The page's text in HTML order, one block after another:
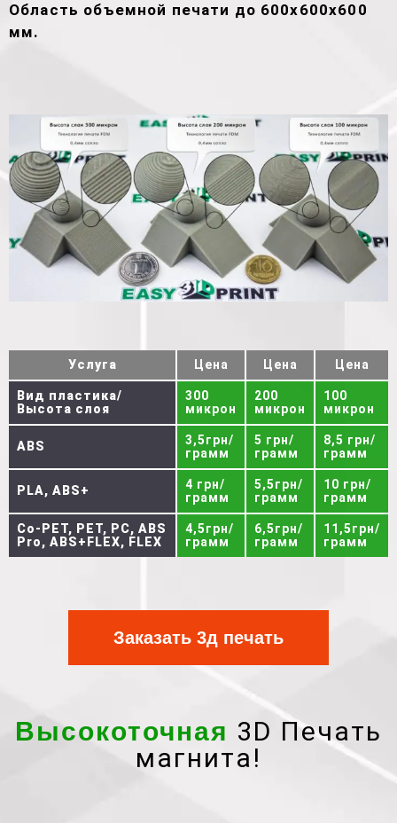
Область объемной печати до 600х600х600
мм.
Услуга Цена Цена Цена
Вид пластика/
Высота слоя
300
микрон
200
микрон
100
микрон
ABS
3,5грн/
грамм
5 грн/
грамм
8,5 грн/
грамм
PLA, ABS+
4 грн/
грамм
5,5грн/
грамм
10 грн/
грамм
Co-PET, PET, PC, ABS
Pro, ABS+FLEX, FLEX
4,5грн/
грамм
6,5грн/
грамм
11,5грн/
грамм
Заказать 3д печать
Высокоточная 3D Печать
магнита!